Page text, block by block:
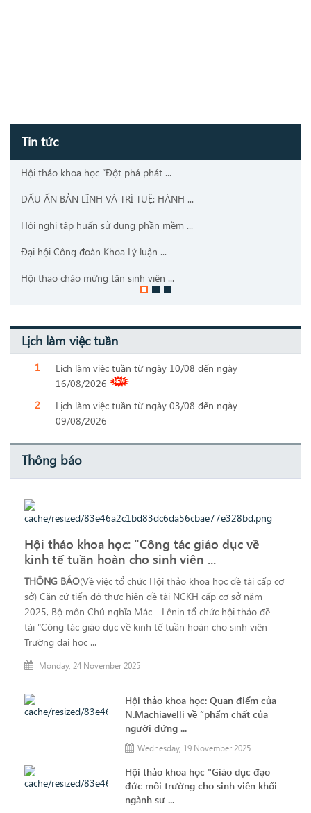
Tin tức
Hội thảo khoa học “Đột phá phát ...
DẤU ẤN BẢN LĨNH VÀ TRÍ TUỆ: HÀNH ...
Hội nghị tập huấn sử dụng phần mềm ...
Đại hội Công đoàn Khoa Lý luận ...
Hội thao chào mừng tân sinh viên ...
Lịch làm việc tuần
Lịch làm việc tuần từ ngày 10/08 đến ngày
16/08/2026
Lịch làm việc tuần từ ngày 03/08 đến ngày
09/08/2026
Thông báo
Hội thảo khoa học: "Công tác giáo dục về
kinh tế tuần hoàn cho sinh viên ...
THÔNG BÁO(Về việc tổ chức Hội thảo khoa học đề tài cấp cơ
sở) Căn cứ tiến độ thực hiện đề tài NCKH cấp cơ sở năm
2025, Bộ môn Chủ nghĩa Mác - Lênin tổ chức hội thảo đề
tài "Công tác giáo dục về kinh tế tuần hoàn cho sinh viên
Trường đại học ...
Monday, 24 November 2025
Hội thảo khoa học: Quan điểm của
N.Machiavelli về “phẩm chất của
người đứng ...
Wednesday, 19 November 2025
Hội thảo khoa học "Giáo dục đạo
đức môi trường cho sinh viên khối
ngành sư ...